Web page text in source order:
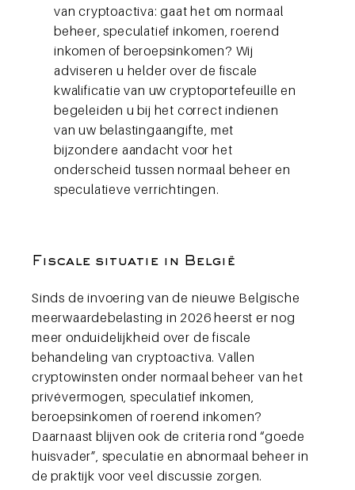
van cryptoactiva: gaat het om normaal
beheer, speculatief inkomen, roerend
inkomen of beroepsinkomen? Wij
adviseren u helder over de fiscale
kwalificatie van uw cryptoportefeuille en
begeleiden u bij het correct indienen
van uw belastingaangifte, met
bijzondere aandacht voor het
onderscheid tussen normaal beheer en
speculatieve verrichtingen.
Fiscale situatie in België
Sinds de invoering van de nieuwe Belgische
meerwaardebelasting in 2026 heerst er nog
meer onduidelijkheid over de fiscale
behandeling van cryptoactiva. Vallen
cryptowinsten onder normaal beheer van het
privévermogen, speculatief inkomen,
beroepsinkomen of roerend inkomen?
Daarnaast blijven ook de criteria rond “goede
huisvader”, speculatie en abnormaal beheer in
de praktijk voor veel discussie zorgen.